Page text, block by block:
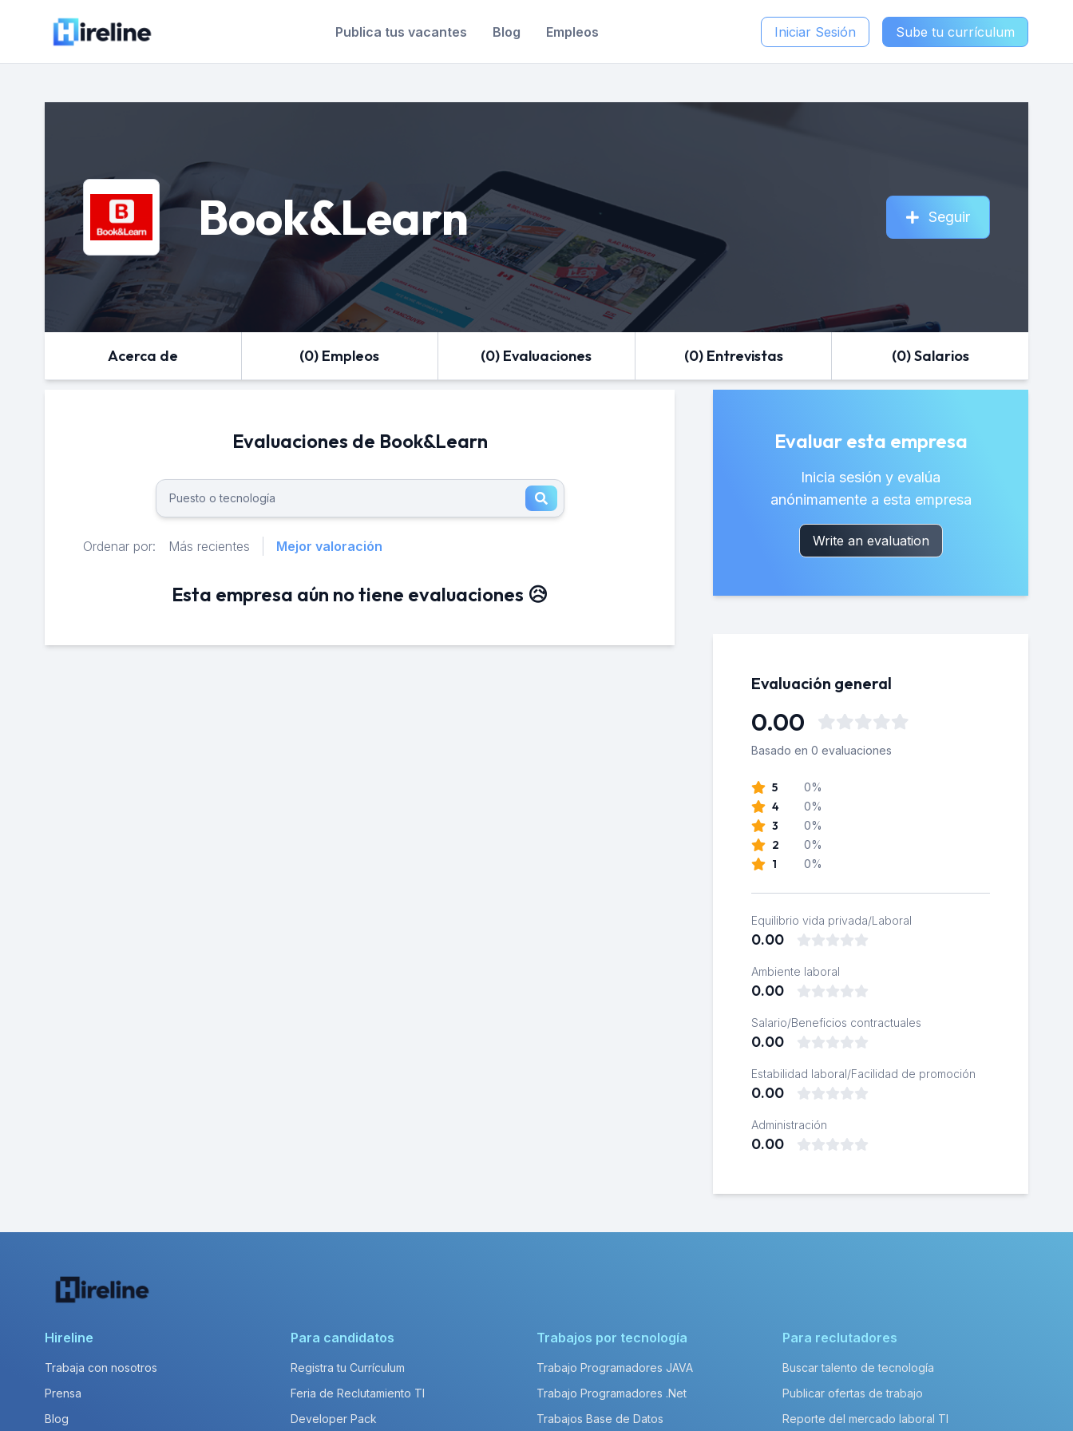
Publica tus vacantes Blog Empleos Iniciar Sesión Sube tu currículum
Book&Learn Seguir
Acerca de (0) Empleos (0) Evaluaciones (0) Entrevistas (0) Salarios
Evaluaciones de Book&Learn
Ordenar por: Más recientes Mejor valoración
Esta empresa aún no tiene evaluaciones 😥
Evaluar esta empresa
Inicia sesión y evalúa
anónimamente a esta empresa
Write an evaluation
Evaluación general
0.00
Basado en 0 evaluaciones
5 0%
4 0%
3 0%
2 0%
1 0%
Equilibrio vida privada/Laboral
0.00
Ambiente laboral
0.00
Salario/Beneficios contractuales
0.00
Estabilidad laboral/Facilidad de promoción
0.00
Administración
0.00
Hireline
Trabaja con nosotros
Prensa
Blog
Para candidatos
Registra tu Currículum
Feria de Reclutamiento TI
Developer Pack
Trabajos por tecnología
Trabajo Programadores JAVA
Trabajo Programadores .Net
Trabajos Base de Datos
Para reclutadores
Buscar talento de tecnología
Publicar ofertas de trabajo
Reporte del mercado laboral TI